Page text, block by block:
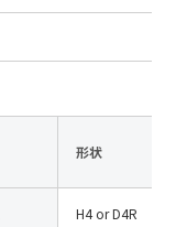
形状
H4 or D4R